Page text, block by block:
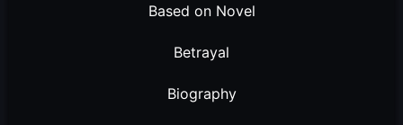
Based on Novel
Betrayal
Biography